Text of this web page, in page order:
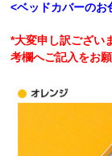
<ベッドカバーの
*大変申し訳ござい
考欄へご記入をお願